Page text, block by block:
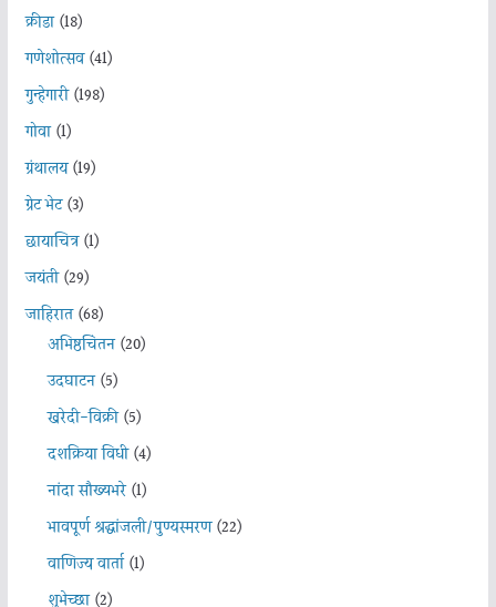
क्रीडा(18)
गणेशोत्सव(41)
गुन्हेगारी(198)
गोवा(1)
ग्रंथालय(19)
ग्रेट भेट(3)
छायाचित्र(1)
जयंती(29)
जाहिरात(68)
अभिष्ठचिंतन(20)
उदघाटन(5)
खरेदी-विक्री(5)
दशक्रिया विधी(4)
नांदा सौख्यभरे(1)
भावपूर्ण श्रद्धांजली/पुण्यस्मरण(22)
वाणिज्य वार्ता(1)
शुभेच्छा(2)